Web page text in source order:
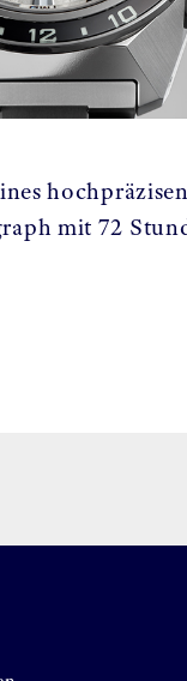
mit 72